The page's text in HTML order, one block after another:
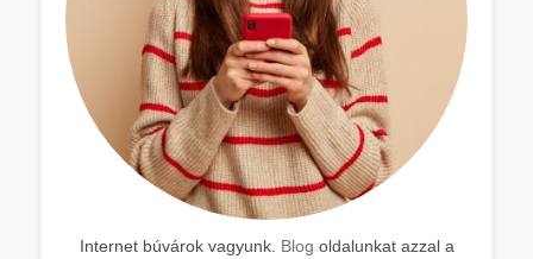
Internet búvárok vagyunk. Blog oldalunkat azzal a